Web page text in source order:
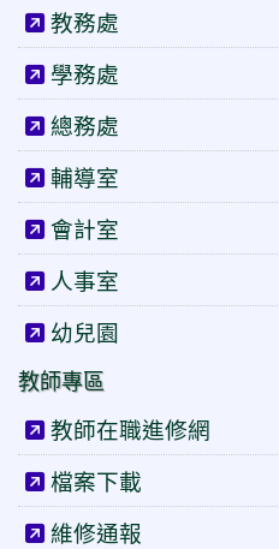
教務處
學務處
總務處
輔導室
會計室
人事室
幼兒園
教師專區
教師在職進修網
檔案下載
維修通報